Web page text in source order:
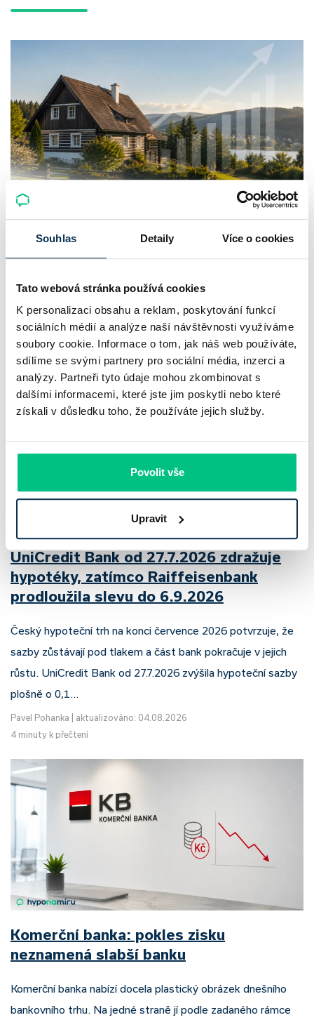
Souhlas Detaily Více o cookies
Tato webová stránka používá cookies
K personalizaci obsahu a reklam, poskytování funkcí
sociálních médií a analýze naší návštěvnosti využíváme
soubory cookie. Informace o tom, jak náš web používáte,
sdílíme se svými partnery pro sociální média, inzerci a
analýzy. Partneři tyto údaje mohou zkombinovat s
dalšími informacemi, které jste jim poskytli nebo které
získali v důsledku toho, že používáte jejich služby.
Povolit vše
Upravit
Chaty a chalupy v ČR zdražují, nabídka
klesá a trh zrychluje
odolnost. Chaty a chalupy podle čerstvých dat za poslední
2 roky zdražily o 21,8 %, zároveň ale výrazně ubylo nabídek
a prodejní tempo…
Pavel Pohanka aktualizováno: 04.08.2026
UniCredit Bank od 27.7.2026 zdražuje
hypotéky, zatímco Raiffeisenbank
prodloužila slevu do 6.9.2026
Český hypoteční trh na konci července 2026 potvrzuje, že
sazby zůstávají pod tlakem a část bank pokračuje v jejich
růstu. UniCredit Bank od 27.7.2026 zvýšila hypoteční sazby
plošně o 0,1…
Pavel Pohanka
aktualizováno: 04.08.2026
4 minuty k přečtení
Komerční banka: pokles zisku
neznamená slabší banku
Komerční banka nabízí docela plastický obrázek dnešního
bankovního trhu. Na jedné straně jí podle zadaného rámce